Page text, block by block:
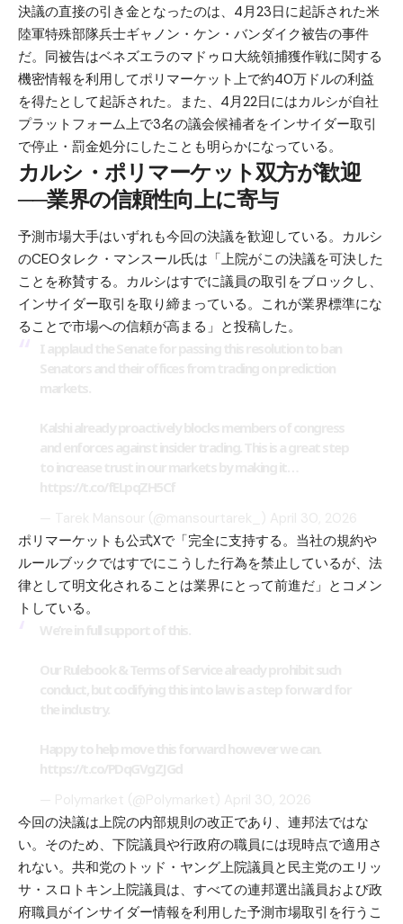
決議の直接の引き金となったのは、4月23日に起訴された米
陸軍特殊部隊兵士ギャノン・ケン・バンダイク被告の事件
だ。同被告はベネズエラのマドゥロ大統領捕獲作戦に関する
機密情報を利用してポリマーケット上で約40万ドルの利益
を得たとして起訴された。また、4月22日にはカルシが自社
プラットフォーム上で3名の議会候補者をインサイダー取引
で停止・罰金処分にしたことも明らかになっている。
カルシ・ポリマーケット双方が歓迎
──業界の信頼性向上に寄与
予測市場大手はいずれも今回の決議を歓迎している。カルシ
のCEOタレク・マンスール氏は「上院がこの決議を可決した
ことを称賛する。カルシはすでに議員の取引をブロックし、
インサイダー取引を取り締まっている。これが業界標準にな
ることで市場への信頼が高まる」と投稿した。
ポリマーケットも公式Xで「完全に支持する。当社の規約や
ルールブックではすでにこうした行為を禁止しているが、法
律として明文化されることは業界にとって前進だ」とコメン
トしている。
今回の決議は上院の内部規則の改正であり、連邦法ではな
い。そのため、下院議員や行政府の職員には現時点で適用さ
れない。共和党のトッド・ヤング上院議員と民主党のエリッ
サ・スロトキン上院議員は、すべての連邦選出議員および政
府職員がインサイダー情報を利用した予測市場取引を行うこ